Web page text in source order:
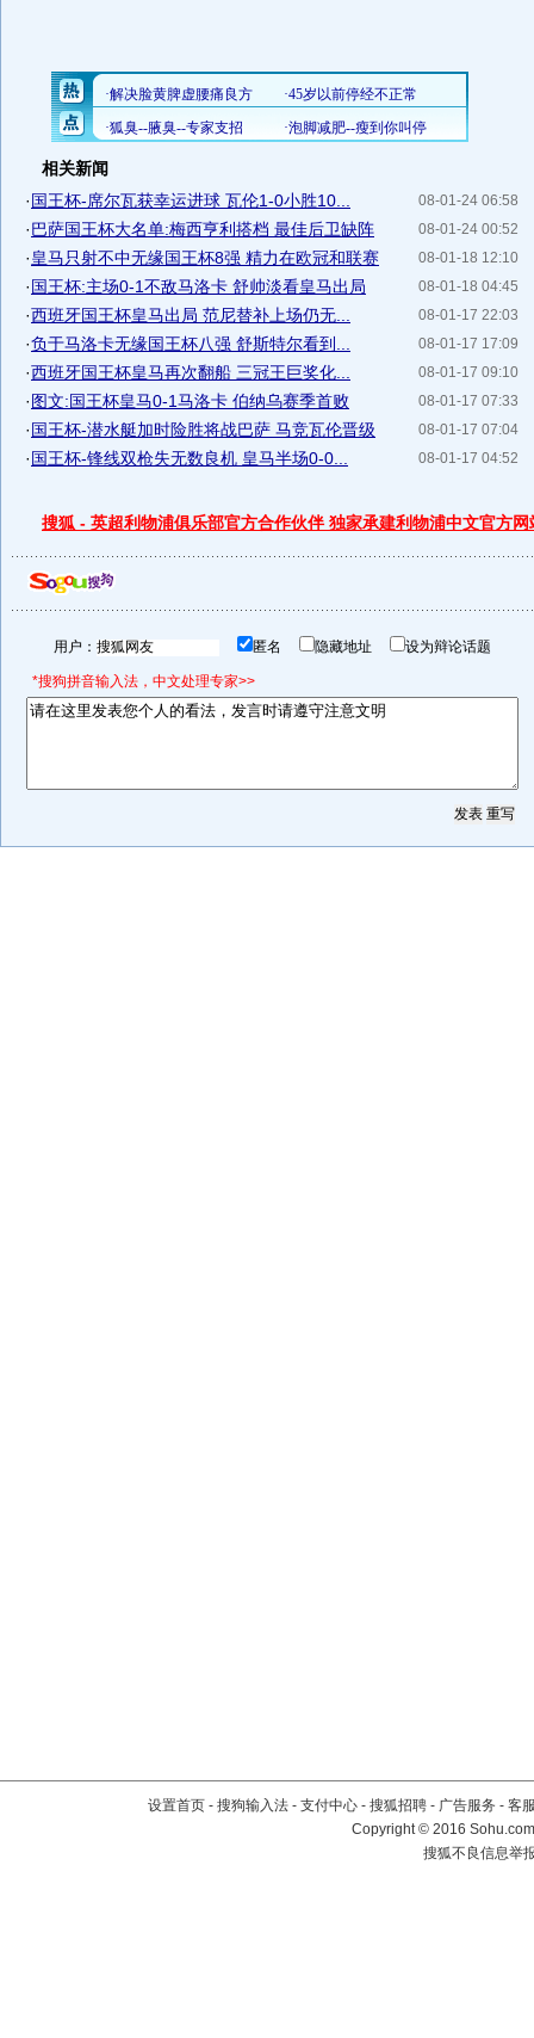
相关新闻
08-01-24 06:58
·国王杯-席尔瓦获幸运进球 瓦伦1-0小胜10...
08-01-24 00:52
·巴萨国王杯大名单:梅西亨利搭档 最佳后卫缺阵
08-01-18 12:10
·皇马只射不中无缘国王杯8强 精力在欧冠和联赛
08-01-18 04:45
·国王杯:主场0-1不敌马洛卡 舒帅淡看皇马出局
08-01-17 22:03
·西班牙国王杯皇马出局 范尼替补上场仍无...
08-01-17 17:09
·负于马洛卡无缘国王杯八强 舒斯特尔看到...
08-01-17 09:10
·西班牙国王杯皇马再次翻船 三冠王巨奖化...
08-01-17 07:33
·图文:国王杯皇马0-1马洛卡 伯纳乌赛季首败
08-01-17 07:04
·国王杯-潜水艇加时险胜将战巴萨 马竞瓦伦晋级
08-01-17 04:52
·国王杯-锋线双枪失无数良机 皇马半场0-0...
搜狐 - 英超利物浦俱乐部官方合作伙伴 独家承建利物浦中文官方网
用户： 匿名 隐藏地址 设为辩论话题
*搜狗拼音输入法，中文处理专家>>
设置首页 - 搜狗输入法 - 支付中心 - 搜狐招聘 - 广告服务 - 客
Copyright©2016
搜狐不良信息举